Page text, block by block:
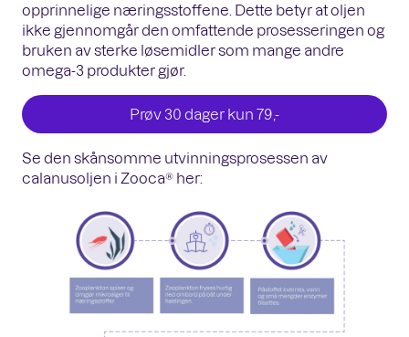
opprinnelige næringsstoffene. Dette betyr at oljen
ikke gjennomgår den omfattende prosesseringen og
bruken av sterke løsemidler som mange andre
omega-3 produkter gjør.
Prøv 30 dager kun 79,-
Se den skånsomme utvinningsprosessen av
calanusoljen i Zooca® her: